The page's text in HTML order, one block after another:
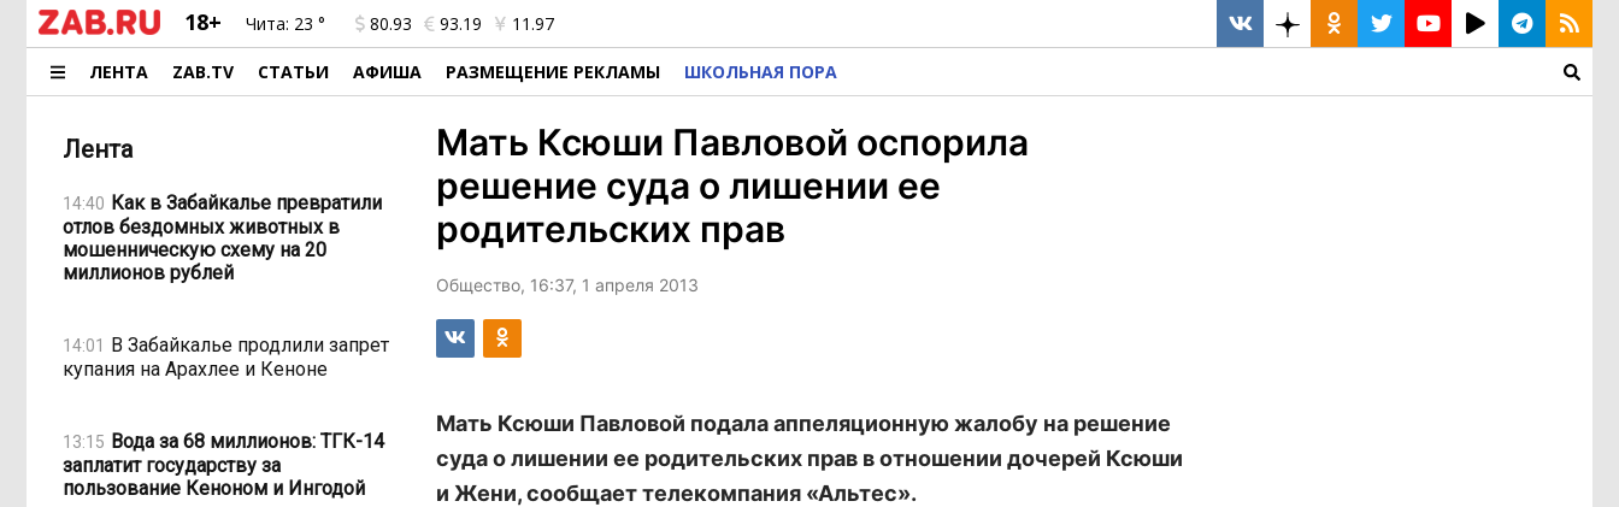
18+ Чита: 23 ° 80.93 93.19 11.97
ЛЕНТА ZAB.TV СТАТЬИ АФИША РАЗМЕЩЕНИЕ РЕКЛАМЫ ШКОЛЬНАЯ ПОРА
Лента
14:40 Как в Забайкалье превратили
отлов бездомных животных в
мошенническую схему на 20
миллионов рублей
14:01 В Забайкалье продлили запрет
купания на Арахлее и Кеноне
13:15 Вода за 68 миллионов: ТГК-14
заплатит государству за
пользование Кеноном и Ингодой
Мать Ксюши Павловой оспорила
решение суда о лишении ее
родительских прав
Общество, 16:37, 1 апреля 2013
Мать Ксюши Павловой подала аппеляционную жалобу на решение
суда о лишении ее родительских прав в отношении дочерей Ксюши
и Жени, сообщает телекомпания «Альтес».